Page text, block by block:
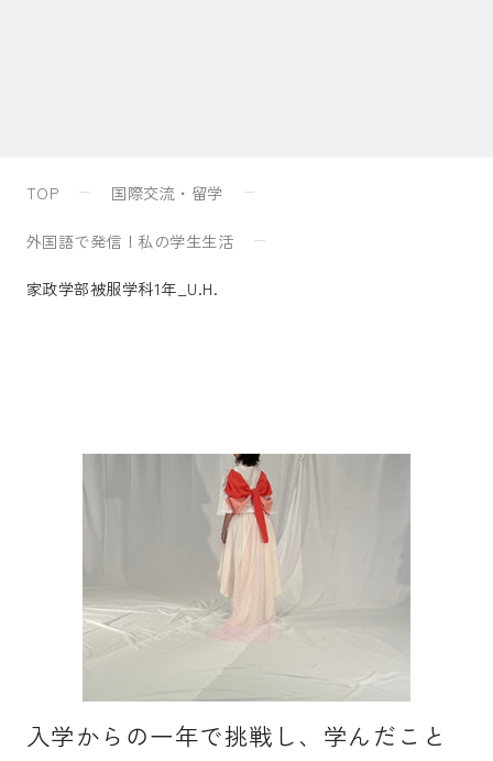
通信教育・生涯学習
受験生の皆さま
保護者等の皆さま
卒業生の皆さま
TOP 国際交流・留学
外国語で発信！私の学生生活
家政学部被服学科1年_U.H.
入学からの一年で挑戦し、学んだこと